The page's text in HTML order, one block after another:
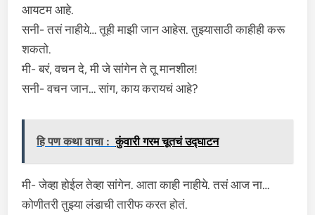
आयटम आहे.
सनी- तसं नाहीये… तूही माझी जान आहेस. तुझ्यासाठी काहीही करू
शकतो.
मी- बरं, वचन दे, मी जे सांगेन ते तू मानशील!
सनी- वचन जान… सांग, काय करायचं आहे?
हि पण कथा वाचा : कुंवारी गरम चूतचं उद्घाटन
मी- जेव्हा होईल तेव्हा सांगेन. आता काही नाहीये. तसं आज ना…
कोणीतरी तुझ्या लंडाची तारीफ करत होतं.